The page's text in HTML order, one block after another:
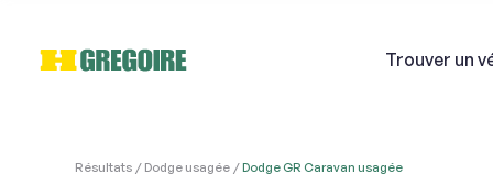
Trouver un
Résultats Dodge usagée Dodge GR Caravan usagée